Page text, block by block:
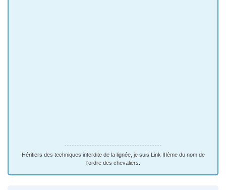
Héritiers des techniques interdite de la lignée, je suis Link IIIème du nom de
l'ordre des chevaliers.